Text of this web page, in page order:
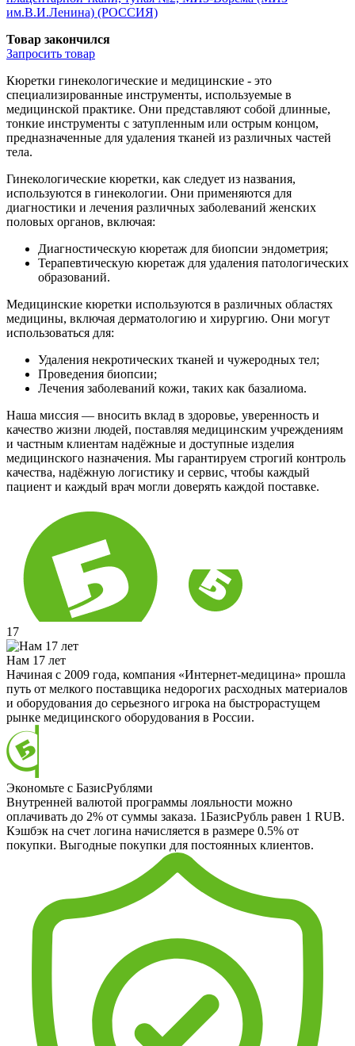
им.В.И.Ленина) (РОССИЯ)
Товар закончился
Запросить товар
Кюретки гинекологические и медицинские - это
специализированные инструменты, используемые в
медицинской практике. Они представляют собой длинные,
тонкие инструменты с затупленным или острым концом,
предназначенные для удаления тканей из различных частей
тела.
Гинекологические кюретки, как следует из названия,
используются в гинекологии. Они применяются для
диагностики и лечения различных заболеваний женских
половых органов, включая:
Диагностическую кюретаж для биопсии эндометрия;
Терапевтическую кюретаж для удаления патологических
образований.
Медицинские кюретки используются в различных областях
медицины, включая дерматологию и хирургию. Они могут
использоваться для:
Удаления некротических тканей и чужеродных тел;
Проведения биопсии;
Лечения заболеваний кожи, таких как базалиома.
Наша миссия — вносить вклад в здоровье, уверенность и
качество жизни людей, поставляя медицинским учреждениям
и частным клиентам надёжные и доступные изделия
медицинского назначения. Мы гарантируем строгий контроль
качества, надёжную логистику и сервис, чтобы каждый
пациент и каждый врач могли доверять каждой поставке.
17
Нам 17 лет
Начиная с 2009 года, компания «Интернет-медицина» прошла
путь от мелкого поставщика недорогих расходных материалов
и оборудования до серьезного игрока на быстрорастущем
рынке медицинского оборудования в России.
Экономьте с БазисРублями
Внутренней валютой программы лояльности можно
оплачивать до 2% от суммы заказа. 1БазисРубль равен 1 RUB.
Кэшбэк на счет логина начисляется в размере 0.5% от
покупки. Выгодные покупки для постоянных клиентов.